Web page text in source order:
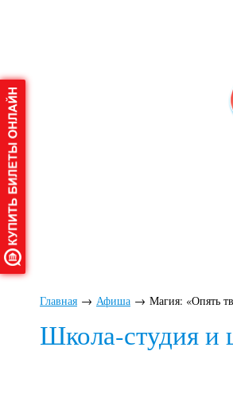
Главная → Афиша → Магия: «Опять
Школа-студия и